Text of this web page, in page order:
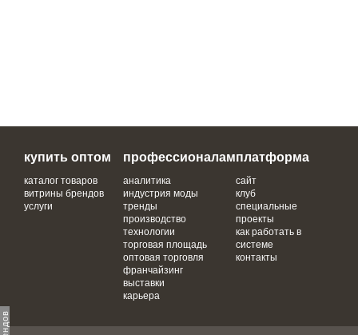
купить оптом
каталог товаров
витрины брендов
услуги
профессионалам
аналитика
индустрия моды
тренды
производство
технологии
торговая площадь
оптовая торговля
франчайзинг
выставки
карьера
платформа
сайт
клуб
специальные
проекты
как работать в
системе
контакты